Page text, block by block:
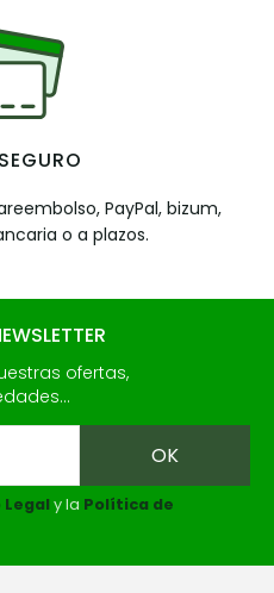
PayPal, bizum,
o a plazos.
ofertas,
Legaly la Política de